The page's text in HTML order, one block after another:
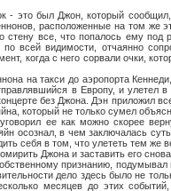
был Джон, который сообщил,
расположенные на том же
все, что попалось ему под
всей видимости, отчаянно
когда с него сорвали очки,
такси до аэропорта
в Европу, и улетел
без Джона. Дэн приложил
который не только сумел
ее как можно скорее
осознал, в чем заключалась
себя в том, что улететь тем же
Джона и заставить его
признанию, подумывал
дело здесь было не
месяцев до этих